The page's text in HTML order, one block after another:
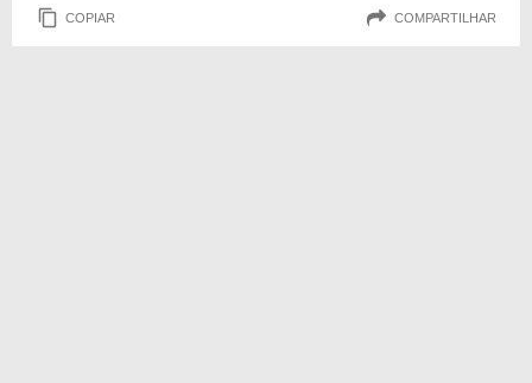
COPIAR COMPARTILHAR